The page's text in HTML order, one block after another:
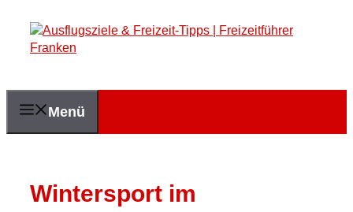
Inhalt
springen
Menü
Wintersport im